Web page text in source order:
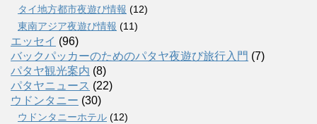
タイ地方都市夜遊び情報 (12)
東南アジア夜遊び情報 (11)
エッセイ (96)
バックパッカーのためのパタヤ夜遊び旅行入門 (7)
パタヤ観光案内 (8)
パタヤニュース (22)
ウドンタニー (30)
ウドンタニーホテル (12)